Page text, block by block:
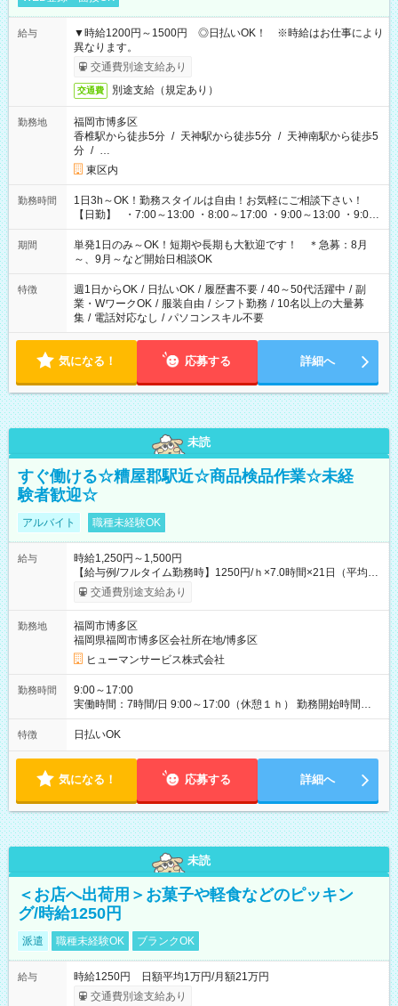
給与
▼時給1200円～1500円 ◎日払いOK！ ※時給はお仕事により
異なります。
交通費別途支給あり
交通費 別途支給（規定あり）
勤務地
福岡市博多区
香椎駅から徒歩5分 / 天神駅から徒歩5分 / 天神南駅から徒歩5
分 / …
東区内
勤務時間
1日3h～OK！勤務スタイルは自由！お気軽にご相談下さい！
【日勤】 ・7:00～13:00 ・8:00～17:00 ・9:00～13:00 ・9:00
～18:00 ・10:00～19:00 ・13:00～18:00 ・15:00～20:00 ・
16:00～19:00 【夜勤】 ・17:00～21:00 ・18:00～23:00 ・
21:00～翌6:00 ・23:00～翌8:00 など（他時間多数あり！）
期間
単発1日のみ～OK！短期や長期も大歓迎です！ ＊急募：8月
～、9月～など開始日相談OK
特徴 週1日からOK / 日払いOK / 履歴書不要 / 40～50代活躍中 / 副
業・WワークOK / 服装自由 / シフト勤務 / 10名以上の大量募
集 / 電話対応なし / パソコンスキル不要
気になる！ 応募する 詳細へ
未読
すぐ働ける☆糟屋郡駅近☆商品検品作業☆未経
験者歓迎☆
アルバイト 職種未経験OK
給与
時給1,250円～1,500円
【給与例/フルタイム勤務時】1250円/ｈ×7.0時間×21日（平均
値）=183,750円 別途交通費支給（会社規定有）、残業/休日手当
支給、 フルタイムの募集になりますが、働く日数や時間につい
ど）は、ご希望状況をヒヤリングして調整できることがありま
す。応募時に、ご相談頂きます様お願いします。 ※公共交通機
関、駐車場あり。（粕屋郡） 【試用期間】試用期間なし
交通費別途支給あり
勤務地
福岡市博多区
福岡県福岡市博多区会社所在地/博多区
ヒューマンサービス株式会社
勤務時間
9:00～17:00
実働時間：7時間/日 9:00～17:00（休憩１ｈ） 勤務開始時間等
の調整も受けたまります。 （例：10時から17時 など） お気軽
にご相談・お問い合わせをメールで返信してください。
特徴 日払いOK
気になる！ 応募する 詳細へ
未読
＜お店へ出荷用＞お菓子や軽食などのピッキン
グ/時給1250円
派遣 職種未経験OK ブランクOK
給与
時給1250円 日額平均1万円/月額21万円
交通費別途支給あり